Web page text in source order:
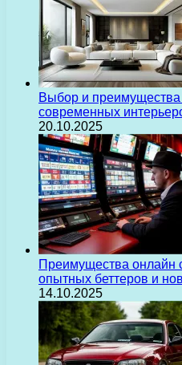
Выбор и
современных
20.10.2025
Преимущества онлайн
опытных беттеров и
14.10.2025